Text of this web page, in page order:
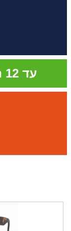
עד 12 תשלומים ללא ריבית